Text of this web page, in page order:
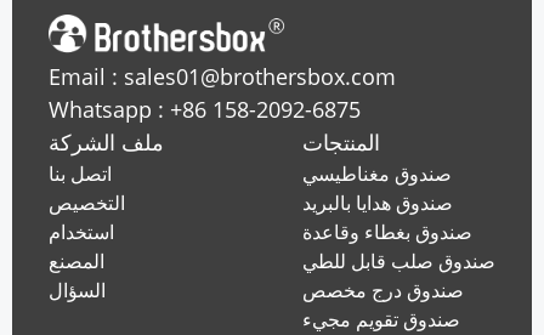
Email : sales01@brothersbox.com
Whatsapp : +86 158-2092-6875
ملف الشركة
اتصل بنا
التخصيص
استخدام
المصنع
السؤال
المنتجات
صندوق مغناطيسي
صندوق هدايا بالبريد
صندوق بغطاء وقاعدة
صندوق صلب قابل للطي
صندوق درج مخصص
صندوق تقويم مجيء